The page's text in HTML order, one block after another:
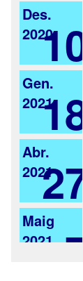
Des.
202010
Gen.
202118
Abr.
202127
Maig
2021 7